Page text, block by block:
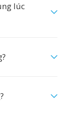
lúc